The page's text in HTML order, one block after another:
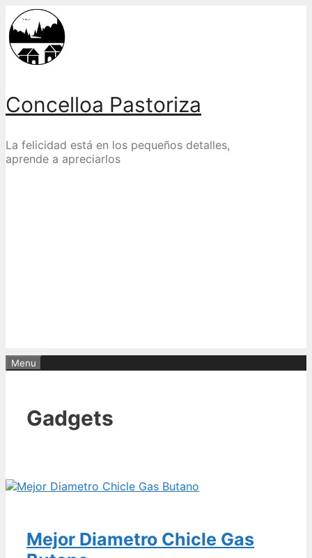
Skip
to
content
Concelloa Pastoriza
La felicidad está en los pequeños detalles,
aprende a apreciarlos
Menu
Gadgets
Mejor Diametro Chicle Gas